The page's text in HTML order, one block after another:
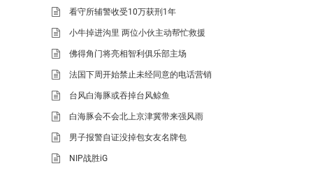
看守所辅警收受10万获刑1年
小牛掉进沟里 两位小伙主动帮忙救援
佛得角门将亮相智利俱乐部主场
法国下周开始禁止未经同意的电话营销
台风白海豚或吞掉台风鲸鱼
白海豚会不会北上京津冀带来强风雨
男子报警自证没掉包女友名牌包
NIP战胜iG